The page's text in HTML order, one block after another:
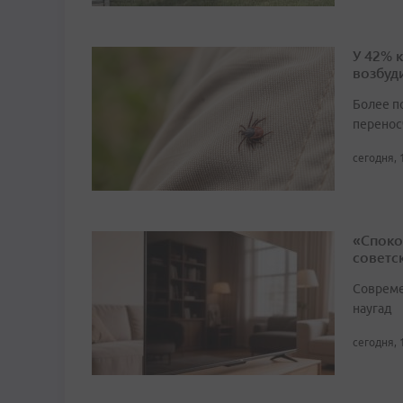
У 42%
Более
сегодня,
наугад
сегодня,